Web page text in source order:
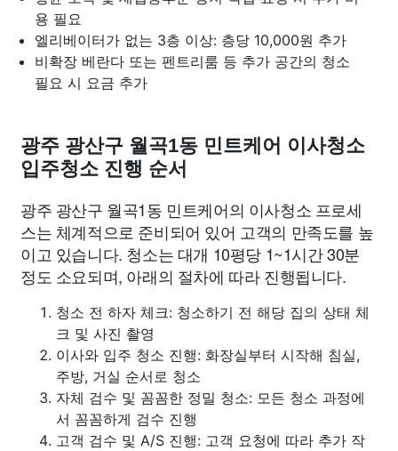
용 필요
엘리베이터가 없는 3층 이상: 층당 10,000원 추가
비확장 베란다 또는 펜트리룸 등 추가 공간의 청소
필요 시 요금 추가
광주 광산구 월곡1동 민트케어 이사청소
입주청소 진행 순서
광주 광산구 월곡1동 민트케어의 이사청소 프로세
스는 체계적으로 준비되어 있어 고객의 만족도를 높
이고 있습니다. 청소는 대개 10평당 1~1시간 30분
정도 소요되며, 아래의 절차에 따라 진행됩니다.
청소 전 하자 체크: 청소하기 전 해당 집의 상태 체
크 및 사진 촬영
이사와 입주 청소 진행: 화장실부터 시작해 침실,
주방, 거실 순서로 청소
자체 검수 및 꼼꼼한 정밀 청소: 모든 청소 과정에
서 꼼꼼하게 검수 진행
고객 검수 및 A/S 진행: 고객 요청에 따라 추가 작